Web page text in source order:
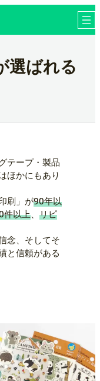
選ばれる
テープ・製品
ほかにもあり
刷」が90年以
件以上、 リピ
念、そしてそ
と信頼がある
ジ